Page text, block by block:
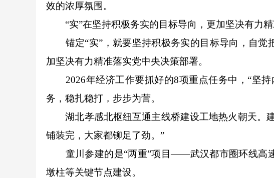
效的浓厚氛围。
“实”在坚持积极务实的目标导向，更加坚决有力
锚定“实”，就要坚持积极务实的目标导向，自觉
加坚决有力精准落实党中央决策部署。
2026年经济工作要抓好的8项重点任务中，“坚持
务，稳扎稳打，步步为营。
湖北孝感北枢纽互通主线桥建设工地热火朝天。
铺装完，大家都铆足了劲。”
童川参建的是“两重”项目——武汉都市圈环线高速
墩柱等关键节点建设。